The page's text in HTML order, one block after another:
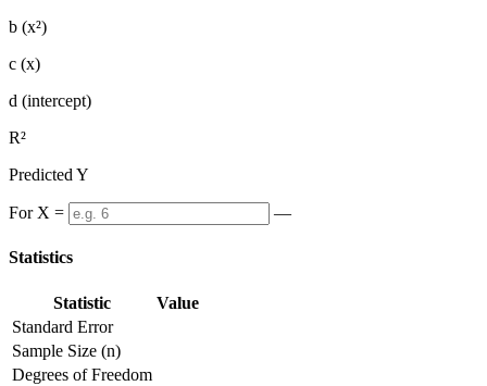
b (x²)
c (x)
d (intercept)
R²
Predicted Y
For X = —
Statistics
Statistic
Value
Standard Error
Sample Size (n)
Degrees of Freedom